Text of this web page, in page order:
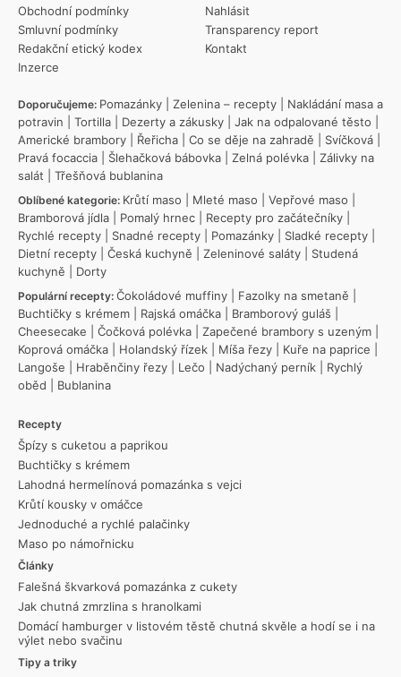
Obchodní podmínky
Smluvní podmínky
Redakční etický kodex
Inzerce
Nahlásit
Transparency report
Kontakt
Doporučujeme: Pomazánky Zelenina – recepty
Nakládání masa a
potravin
Tortilla Dezerty a zákusky Jak na odpalované těsto
Americké brambory
Řeřicha Co se děje na zahradě Svíčková
Pravá focaccia
Šlehačková bábovka Zelná polévka
Zálivky na
salát
Třešňová bublanina
Oblíbené kategorie: Krůtí maso Mleté maso Vepřové maso
Bramborová jídla
Pomalý hrnec Recepty pro začátečníky
Rychlé recepty
Snadné recepty Pomazánky Sladké recepty
Dietní recepty
Česká kuchyně Zeleninové saláty
Studená
kuchyně
Dorty
Populární recepty: Čokoládové muffiny Fazolky na smetaně
Buchtičky s krémem
Rajská omáčka Bramborový guláš
Cheesecake
Čočková polévka Zapečené brambory s uzeným
Koprová omáčka
Holandský řízek Míša řezy Kuře na paprice
Langoše
Hraběnčiny řezy Lečo Nadýchaný perník
Rychlý
oběd
Bublanina
Recepty
Špízy s cuketou a paprikou
Buchtičky s krémem
Lahodná hermelínová pomazánka s vejci
Krůtí kousky v omáčce
Jednoduché a rychlé palačinky
Maso po námořnicku
Články
Falešná škvarková pomazánka z cukety
Jak chutná zmrzlina s hranolkami
Domácí hamburger v listovém těstě chutná skvěle a hodí se i na
výlet nebo svačinu
Tipy a triky